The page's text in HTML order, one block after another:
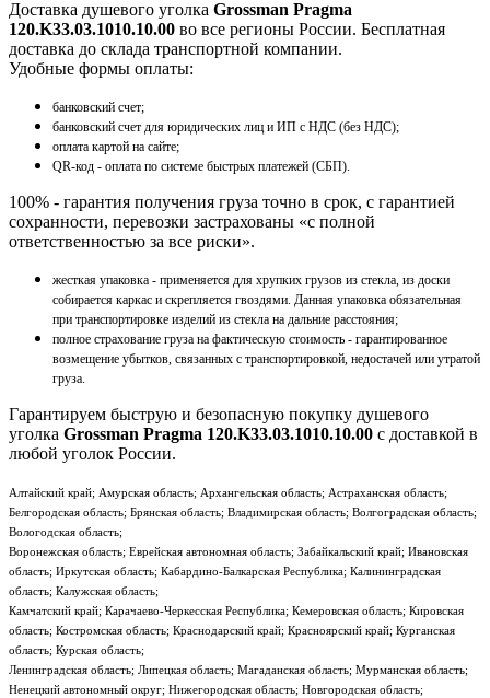
Доставка душевого уголка Grossman Pragma
120.K33.03.1010.10.00 во все регионы России. Бесплатная
доставка до склада транспортной компании.
Удобные формы оплаты:
банковский счет;
банковский счет для юридических лиц и ИП с НДС (без НДС);
оплата картой на сайте;
QR-код - оплата по системе быстрых платежей (СБП).
100% - гарантия получения груза точно в срок, с гарантией
сохранности, перевозки застрахованы «с полной
ответственностью за все риски».
жесткая упаковка - применяется для хрупких грузов из стекла, из доски
собирается каркас и скрепляется гвоздями. Данная упаковка обязательная
при транспортировке изделий из стекла на дальние расстояния;
полное страхование груза на фактическую стоимость - гарантированное
возмещение убытков, связанных с транспортировкой, недостачей или утратой
груза.
Гарантируем быструю и безопасную покупку душевого
уголка Grossman Pragma 120.K33.03.1010.10.00 с доставкой в
любой уголок России.
Алтайский край; Амурская область; Архангельская область; Астраханская область;
Белгородская область; Брянская область; Владимирская область; Волгоградская область;
Вологодская область;
Воронежская область; Еврейская автономная область; Забайкальский край; Ивановская
область; Иркутская область; Кабардино-Балкарская Республика; Калининградская
область; Калужская область;
Камчатский край; Карачаево-Черкесская Республика; Кемеровская область; Кировская
область; Костромская область; Краснодарский край; Красноярский край; Курганская
область; Курская область;
Ленинградская область; Липецкая область; Магаданская область; Мурманская область;
Ненецкий автономный округ; Нижегородская область; Новгородская область;